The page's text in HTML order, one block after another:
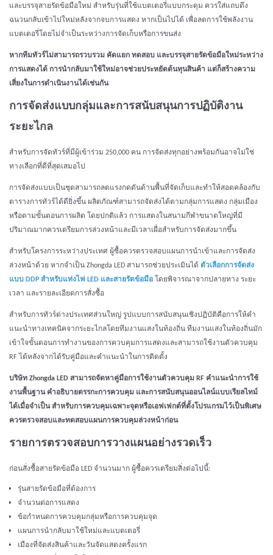
และบรรจุสายรัดข้อมือใหม่ สำหรับรุ่นที่ใช้แบตเตอรี่แบบกระดุม ควรใส่แถบดึง
ฉนวนกลับเข้าไปใหม่หลังจากจบการแสดง หากเป็นไปได้ เพื่อลดการใช้พลังงาน
แบตเตอรี่โดยไม่จำเป็นระหว่างการจัดเก็บหรือการขนส่ง
หากทีมทัวร์ไม่สามารถรวบรวม คัดแยก ทดสอบ และบรรจุสายรัดข้อมือใหม่ระหว่าง
การแสดงได้ การนำกลับมาใช้ใหม่อาจช่วยประหยัดต้นทุนสินค้า แต่ก็สร้างความ
เสี่ยงในการดำเนินงานได้เช่นกัน
การจัดส่งแบบกลุ่มและการสนับสนุนการปฏิบัติงาน
ระยะไกล
สำหรับการจัดทัวร์ที่มีผู้เข้าร่วม 250,000 คน การจัดส่งทุกอย่างพร้อมกันอาจไม่ใช่
ทางเลือกที่ดีที่สุดเสมอไป
การจัดส่งแบบเป็นชุดสามารถลดแรงกดดันด้านพื้นที่จัดเก็บและทำให้สอดคล้องกับ
ตารางการทัวร์ได้ดียิ่งขึ้น ผลิตภัณฑ์สามารถจัดส่งได้ตามกลุ่มการแสดง กลุ่มเมือง
หรือตามขั้นตอนการผลิต โดยปกติแล้ว การแสดงในสนามกีฬาขนาดใหญ่ที่มี
ปริมาณมากควรเตรียมการล่วงหน้าและมีเวลาเผื่อสำหรับการจัดส่งมากขึ้น
สำหรับโครงการระหว่างประเทศ ผู้ซื้อควรตรวจสอบแผนการนำเข้าและการจัดส่ง
ล่วงหน้าด้วย หากจำเป็น Zhongda LED สามารถช่วยประเมินได้ ตัวเลือกการจัดส่ง
แบบ DDP สำหรับแท่งไฟ LED และสายรัดข้อมือ โดยพิจารณาจากปลายทาง ระยะ
เวลา และรายละเอียดการสั่งซื้อ
สำหรับการทัวร์ต่างประเทศส่วนใหญ่ รูปแบบการสนับสนุนเชิงปฏิบัติคือการให้คำ
แนะนำทางเทคนิคจากระยะไกลโดยทีมงานแสงในท้องถิ่น ทีมงานแสงในท้องถิ่นมัก
เข้าใจขั้นตอนการทำงานของการควบคุมการแสดงและสามารถใช้งานตัวควบคุม
RF ได้หลังจากได้รับคู่มือและคำแนะนำในการติดตั้ง
บริษัท Zhongda LED สามารถจัดหาคู่มือการใช้งานตัวควบคุม RF คำแนะนำการใช้
งานพื้นฐาน คำอธิบายตรรกะการควบคุม และการสนับสนุนออนไลน์แบบเรียลไทม์
ได้เมื่อจำเป็น สำหรับการควบคุมเฉพาะจุดหรือเอฟเฟกต์ที่ตั้งโปรแกรมไว้เป็นพิเศษ
ควรตรวจสอบและทดสอบแผนการควบคุมล่วงหน้าก่อน
รายการตรวจสอบการวางแผนอย่างรวดเร็ว
ก่อนสั่งซื้อสายรัดข้อมือ LED จำนวนมาก ผู้ซื้อควรเตรียมสิ่งต่อไปนี้:
รุ่นสายรัดข้อมือที่ต้องการ
จำนวนต่อการแสดง
ข้อกำหนดการควบคุมกลุ่มหรือการควบคุมจุด
แผนการนำกลับมาใช้ใหม่และแบตเตอรี่
เมืองที่จัดส่งสินค้าและวันจัดแสดงครั้งแรก